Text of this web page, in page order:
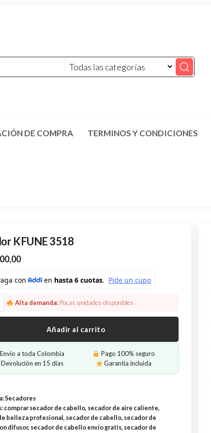
DE COMPRA TERMINOS Y CONDICIONES
KFUNE 3518
Alta demanda:Pocas unidades disponibles
Añadir al carrito
Envío a toda Colombia
Pago 100% seguro
Devolución en 15 días
Garantía incluida
Secadores
comprar secador de cabello, secador de aire caliente,
belleza profesional , secador de cabello, secador de
difusor, secador de cabello envío gratis, secador de